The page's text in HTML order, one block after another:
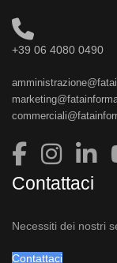
+39 06 4080 0490
Contattaci
Necessiti dei nostri
Contattaci